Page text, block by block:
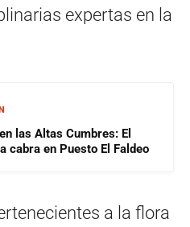
expertas en la
las Altas Cumbres: El
cabra en Puesto El Faldeo
a la flora